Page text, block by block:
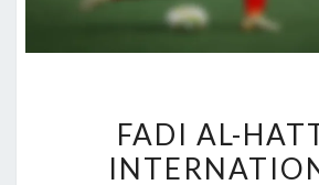
AL-
FADI AL-